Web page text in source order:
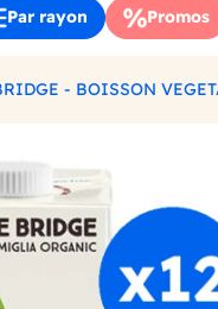
Par rayon Promos
- BOISSON